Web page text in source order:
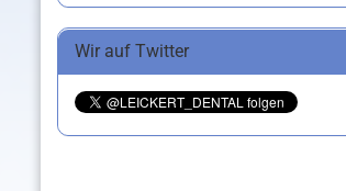
Wir auf Twitter